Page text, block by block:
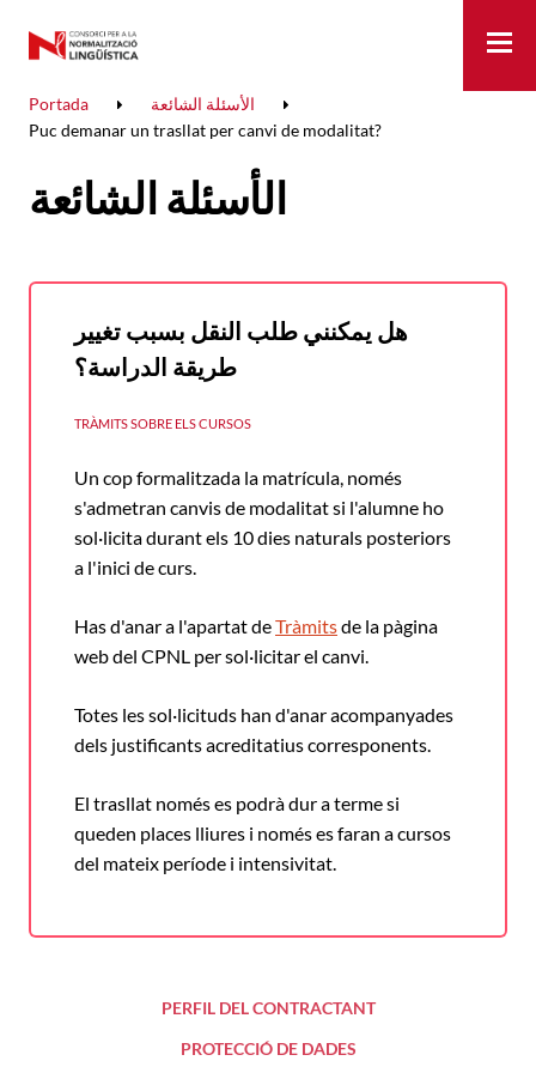
Portada
الأسئلة الشائعة
Puc demanar un trasllat per canvi de modalitat?
الأسئلة الشائعة
هل يمكنني طلب النقل بسبب تغيير
طريقة الدراسة؟
TRÀMITS SOBRE ELS CURSOS
Un cop formalitzada la matrícula, només
s'admetran canvis de modalitat si l'alumne ho
sol·licita durant els 10 dies naturals posteriors
a l'inici de curs.
Has d'anar a l'apartat deTràmitsde la pàgina
web del CPNL per sol·licitar el canvi.
Totes les sol·licituds han d'anar acompanyades
dels justificants acreditatius corresponents.
El trasllat només es podrà dur a terme si
queden places lliures i només es faran a cursos
del mateix període i intensivitat.
PERFIL DEL CONTRACTANT
PROTECCIÓ DE DADES